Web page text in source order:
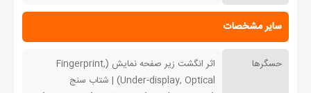
سایر مشخصات
حسگرها
اثر انگشت زیر صفحه نمایش (Fingerprint,
Under-display, Optical) | شتاب سنج